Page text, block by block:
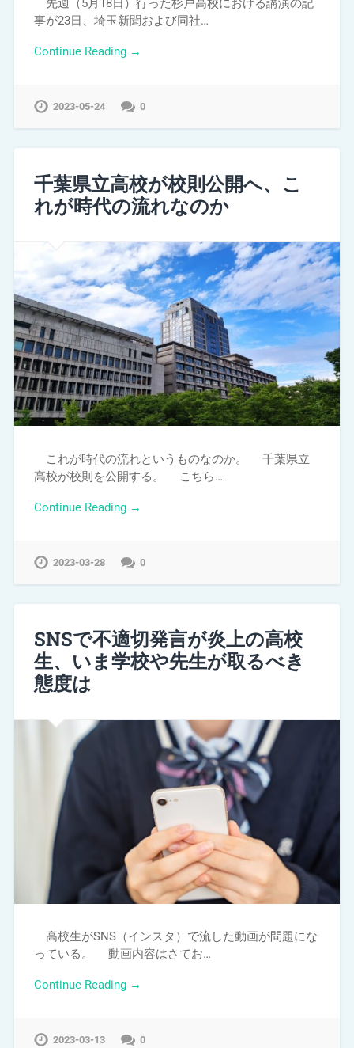
先週（5月18日）行った杉戸高校における講演の記
事が23日、埼玉新聞および同社…
Continue Reading →
2023-05-24 0
千葉県立高校が校則公開へ、こ
れが時代の流れなのか
これが時代の流れというものなのか。 千葉県立
高校が校則を公開する。 こちら…
Continue Reading →
2023-03-28 0
SNSで不適切発言が炎上の高校
生、いま学校や先生が取るべき
態度は
高校生がSNS（インスタ）で流した動画が問題にな
っている。 動画内容はさてお…
Continue Reading →
2023-03-13 0